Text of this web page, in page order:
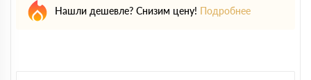
Нашли дешевле? Снизим цену! Подробнее